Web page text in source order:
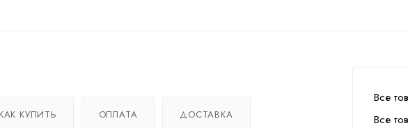
КАК КУПИТЬ ОПЛАТА ДОСТАВКА
Все
Все